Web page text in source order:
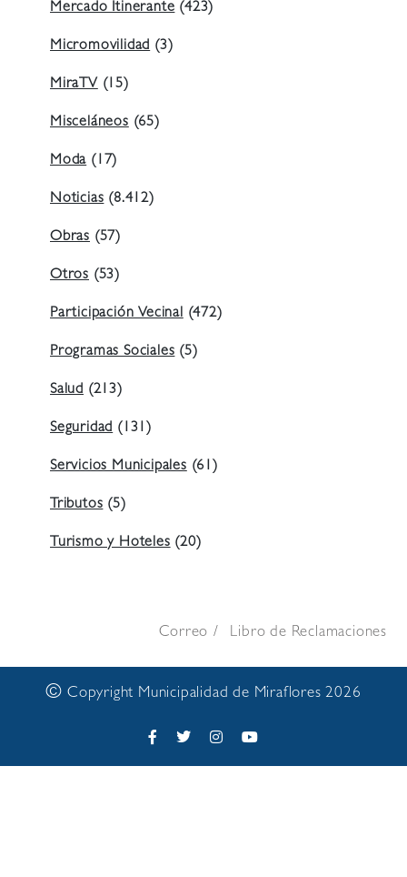
Mercado Itinerante(423)
Micromovilidad(3)
MiraTV(15)
Misceláneos(65)
Moda(17)
Noticias(8.412)
Obras (57)
Otros (53)
Participación Vecinal(472)
Programas Sociales(5)
Salud (213)
Seguridad(131)
Servicios Municipales(61)
Tributos(5)
Turismo y Hoteles(20)
Correo Libro de Reclamaciones
© Copyright Municipalidad de Miraflores 2026